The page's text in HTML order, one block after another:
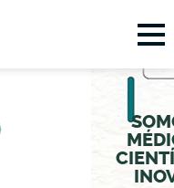
SOMOS
MÉDICA,
CIENTÍFICA,